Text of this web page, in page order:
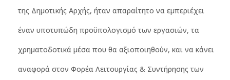
της Δημοτικής Αρχής, ήταν απαραίτητο να εμπεριέχει
έναν υποτυπώδη προϋπολογισμό των εργασιών, τα
χρηματοδοτικά μέσα που θα αξιοποιηθούν, και να κάνει
αναφορά στον Φορέα Λειτουργίας & Συντήρησης των